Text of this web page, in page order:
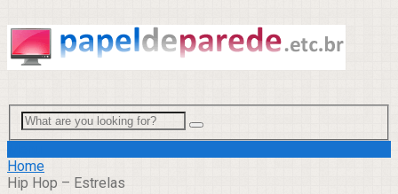
Home
Hip Hop – Estrelas